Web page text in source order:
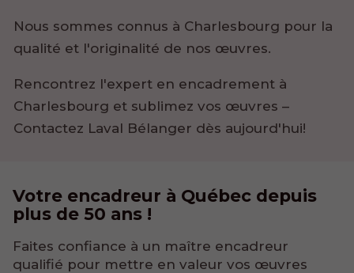
Nous sommes connus à Charlesbourg pour la
qualité et l'originalité de nos œuvres.
Rencontrez l'expert en encadrement à
Charlesbourg et sublimez vos œuvres –
Contactez Laval Bélanger dès aujourd'hui!
Votre encadreur à Québec depuis
plus de 50 ans !
Faites confiance à un maître encadreur
qualifié pour mettre en valeur vos œuvres